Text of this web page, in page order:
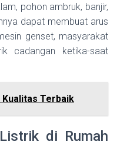
pohon ambruk, banjir,
dapat membuat arus
genset, masyarakat
cadangan ketika-saat
Kualitas Terbaik
di Rumah